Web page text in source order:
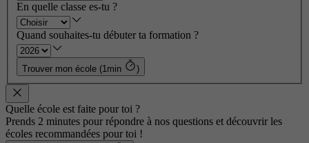
En quelle classe es-tu ?
Quand souhaites-tu débuter ta formation ?
Trouver mon école (1min )
Quelle école est faite pour toi ?
Prends 2 minutes pour répondre à nos questions et découvrir les
écoles recommandées pour toi !